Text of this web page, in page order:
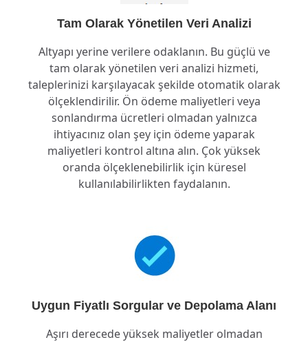
Tam Olarak Yönetilen Veri Analizi
Altyapı yerine verilere odaklanın. Bu güçlü ve
tam olarak yönetilen veri analizi hizmeti,
taleplerinizi karşılayacak şekilde otomatik olarak
ölçeklendirilir. Ön ödeme maliyetleri veya
sonlandırma ücretleri olmadan yalnızca
ihtiyacınız olan şey için ödeme yaparak
maliyetleri kontrol altına alın. Çok yüksek
oranda ölçeklenebilirlik için küresel
kullanılabilirlikten faydalanın.
Uygun Fiyatlı Sorgular ve Depolama Alanı
Aşırı derecede yüksek maliyetler olmadan